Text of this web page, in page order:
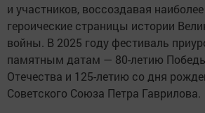
и участников, воссоздавая
героические страницы истории
войны. В 2025 году фестиваль
памятным датам — 80-летию
Отечества и 125-летию со дня
Советского Союза Петра Гаврилова.